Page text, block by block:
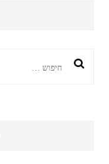
חיפוש: